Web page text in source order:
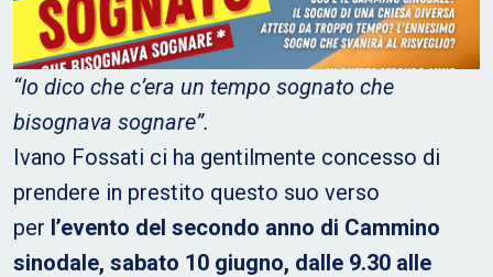
“Io dico che c’era un tempo sognato che
bisognava sognare”.
Ivano Fossati ci ha gentilmente concesso di
prendere in prestito questo suo verso
per l’evento del secondo anno di Cammino
sinodale, sabato 10 giugno, dalle 9.30 alle